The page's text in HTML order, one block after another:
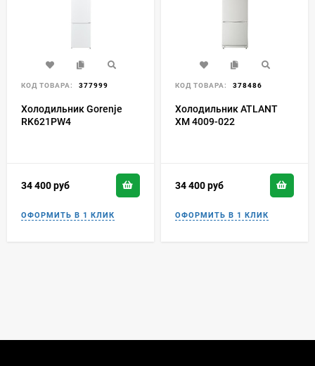
КОД ТОВАРА: 377999
Холодильник Gorenje
RK621PW4
34 400руб
КОД ТОВАРА: 378486
Холодильник ATLANT
ХМ 4009-022
34 400руб